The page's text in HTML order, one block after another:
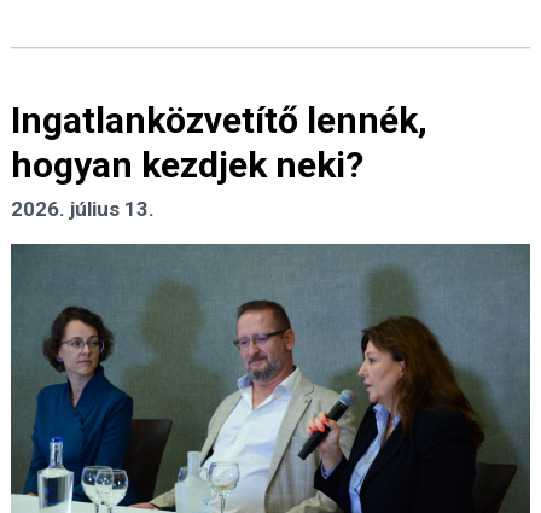
Ingatlanközvetítő lennék,
hogyan kezdjek neki?
2026. július 13.